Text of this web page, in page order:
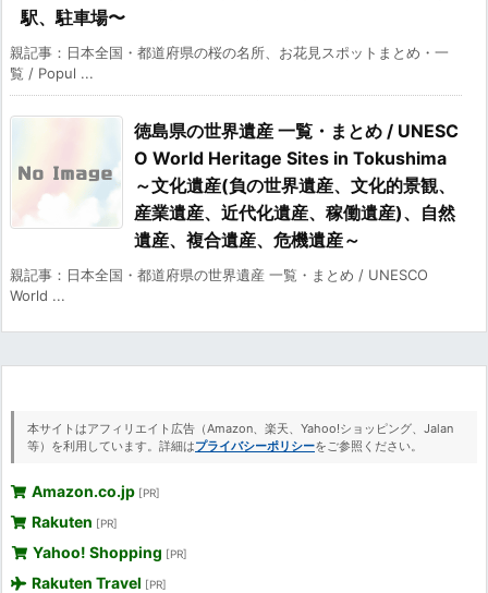
駅、駐車場〜
親記事：日本全国・都道府県の桜の名所、お花見スポットまとめ・一
覧 / Popul ...
徳島県の世界遺産 一覧・まとめ / UNESC
O World Heritage Sites in Tokushima
～文化遺産(負の世界遺産、文化的景観、
産業遺産、近代化遺産、稼働遺産)、自然
遺産、複合遺産、危機遺産～
親記事：日本全国・都道府県の世界遺産 一覧・まとめ / UNESCO
World ...
本サイトはアフィリエイト広告（Amazon、楽天、Yahoo!ショッピング、Jalan
等）を利用しています。詳細はプライバシーポリシーをご参照ください。
Amazon.co.jp [PR]
Rakuten [PR]
Yahoo! Shopping [PR]
Rakuten Travel [PR]